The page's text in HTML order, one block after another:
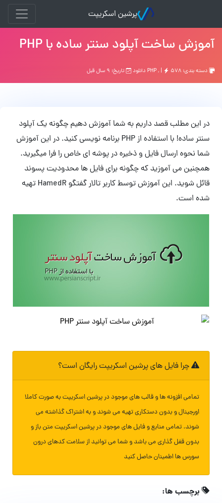
پرشین اسکریپت
آموزش ساخت آپلود سنتر ساده با PHP
دسته بندی: PHP, | ۵۷۸ دانلود تاریخ: ۹ سال قبل
در این مطلب قصد داریم به شما آموزش دهیم چگونه یک آپلود
سنتر ساده! با استفاده از PHP برنامه نویسی کنید. در این آموزش
شما نحوه ارسال فایل و ذخیره در پوشه ای خاص را فرا میگیرید.
همچنین می آموزید که چگونه برای فایل ها محدودیت پسوند
قائل شوید. این آموزش توسط کاربر تالار گفتگو HamedR تهیه
شده است.
چرا فایل های پرشین اسکریپت رایگان است؟
تمامی افزونه ها و قالب های موجود در پرشین اسکریپت به صورت کاملا
اورجینال و بدون دستکاری تهیه می شوند و به اشتراک گذاشته می
شوند. تمامی منابع و فایل های موجود در پرشین اسکریپت متن باز و
بدون قفل گذاری می باشد و شما می توانید از سلامت کدهای درون
سورس ها اطمینان حاصل کنید
برچسب ها: